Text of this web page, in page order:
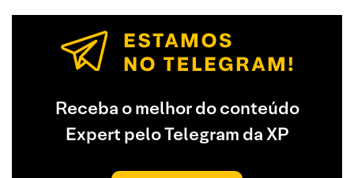
Receba o melhor do conteúdo
Expert pelo Telegram da XP